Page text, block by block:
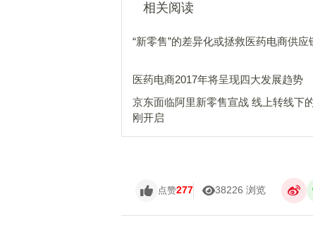
相关阅读
“新零售”的差异化或拯救医药电商供应
医药电商2017年将呈现四大发展趋势
京东面临阿里新零售宣战 线上转线下
刚开启
点赞277 38226 浏览